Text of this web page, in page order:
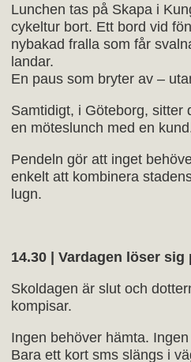
Lunchen tas på Skapa i
cykeltur bort. Ett bord vid
nybakad fralla som får
landar.
En paus som bryter av –
Samtidigt, i Göteborg, sitter
en möteslunch med en
Pendeln gör att inget
enkelt att kombinera
lugn.
14.30 | Vardagen löser sig
Skoldagen är slut och
kompisar.
Ingen behöver hämta.
Bara ett kort sms slängs i